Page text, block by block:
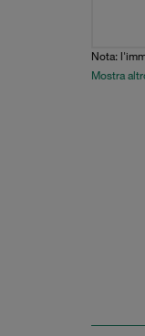
Nota:
Mostra